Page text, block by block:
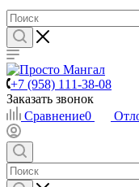
+7 (958) 111-38-08
Заказать звонок
Сравнение0